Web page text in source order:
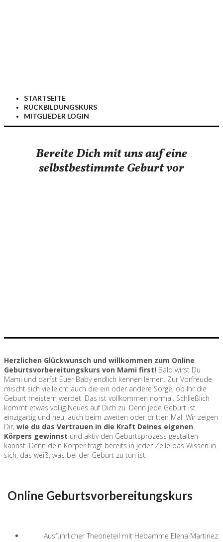
STARTSEITE
RÜCKBILDUNGSKURS
MITGLIEDER LOGIN
Bereite Dich mit uns auf eine
selbstbestimmte Geburt vor
Herzlichen Glückwunsch und willkommen zum Online
Geburtsvorbereitungskurs von Mami first! Bald wirst Du
Mami und darfst Euer Baby endlich kennen lernen. Zur Vorfreude
mischt sich vielleicht auch die ein oder andere Sorge, ob Ihr die
Geburt meistern werdet. Das ist vollkommen normal. Schließlich
kommt etwas völlig Neues auf Dich zu. Denn jede Geburt ist
einzigartig und neu, auch beim zweiten oder dritten Mal. Wir zeigen
Dir, wie du das Vertrauen in die Kraft Deines eigenen
Körpers gewinnst und aktiv den Geburtsprozess gestalten
kannst. Denn dein Körper trägt bereits in jeder Zelle das Wissen in
sich, das weiß, was bei der Geburt zu tun ist.
Online Geburtsvorbereitungskurs
Ausführlicher Theorieteil mit Hebamme Elena Martinez